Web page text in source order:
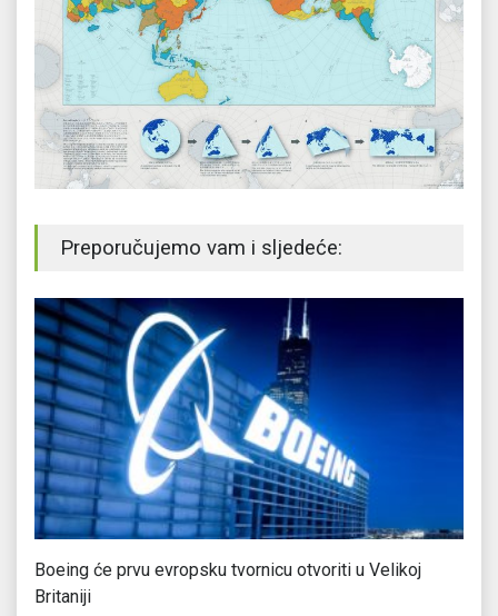
Preporučujemo vam i sljedeće:
Boeing će prvu evropsku tvornicu otvoriti u Velikoj
Britaniji